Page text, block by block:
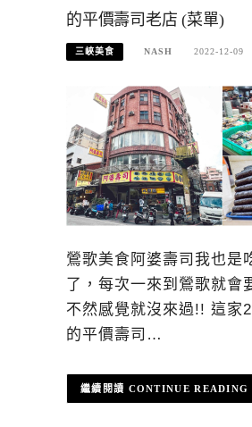
的平價壽司老店 (菜單)
三峽美食 NASH 2022-12-09
鶯歌美食阿婆壽司我也是
了，每次一來到鶯歌就會
不然感覺就沒來過!! 這家
的平價壽司…
CONTINUE READING